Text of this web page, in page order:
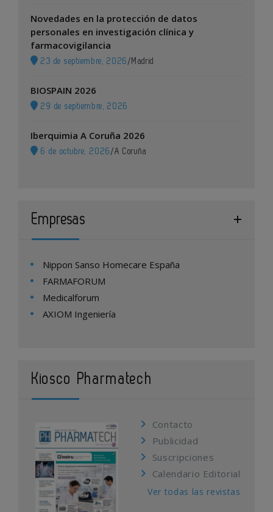
Novedades en la protección de datos
personales en investigación clínica y
farmacovigilancia
23 de septiembre, 2026 / Madrid
BIOSPAIN 2026
29 de septiembre, 2026
Iberquimia A Coruña 2026
6 de octubre, 2026 /A Coruña
Empresas
Nippon Sanso Homecare España
FARMAFORUM
Medicalforum
AXIOM Ingeniería
Kiosco Pharmatech
Contacto
Publicidad
Suscripciones
Calendario Editorial
Ver todas las revistas